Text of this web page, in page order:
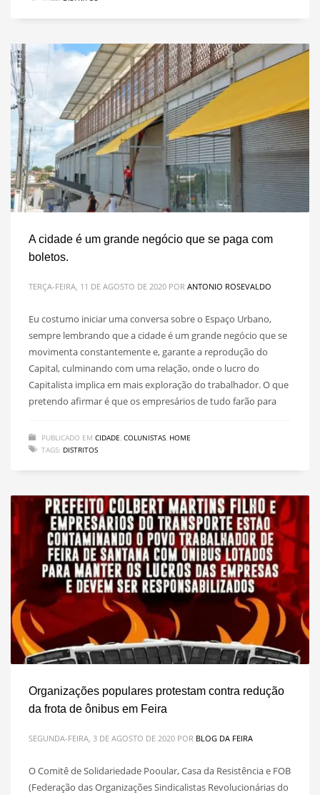
A cidade é um grande negócio que se paga com
boletos.
TERÇA-FEIRA, 11 DE AGOSTO DE 2020 POR ANTONIO ROSEVALDO
Eu costumo iniciar uma conversa sobre o Espaço Urbano,
sempre lembrando que a cidade é um grande negócio que se
movimenta constantemente e, garante a reprodução do
Capital, culminando com uma relação, onde o lucro do
Capitalista implica em mais exploração do trabalhador. O que
pretendo afirmar é que os empresários de tudo farão para
PUBLICADO EM CIDADE, COLUNISTAS, HOME
TAGS: DISTRITOS
Organizações populares protestam contra redução
da frota de ônibus em Feira
SEGUNDA-FEIRA, 3 DE AGOSTO DE 2020 POR BLOG DA FEIRA
O Comitê de Solidariedade Pooular, Casa da Resistência e FOB
(Federação das Organizações Sindicalistas Revolucionárias do